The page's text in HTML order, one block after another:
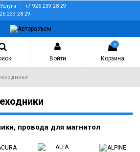
Услуги
+7 926 239 28 29
239 28 29
Войти
0
Корзина
провода для магнитол